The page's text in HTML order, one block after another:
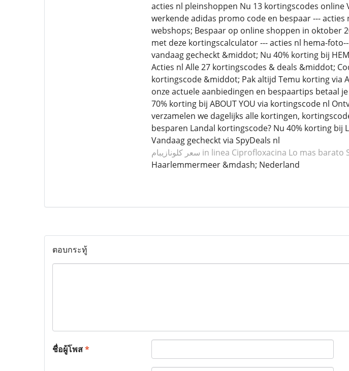
acties nl pleinshoppen Nu 13 kortingscodes online
werkende adidas promo code en bespaar ---
webshops; Bespaar op online shoppen in oktober
met deze kortingscalculator --- acties nl hema-
vandaag gecheckt &middot; Nu 40% korting bij
Acties nl Alle 27 kortingscodes & deals &middot;
kortingscode &middot; Pak altijd Temu korting via
onze actuele aanbiedingen en bespaartips betaal
70% korting bij ABOUT YOU via kortingscode nl
verzamelen we dagelijks alle kortingen,
besparen Landal kortingscode? Nu 40% korting
Vandaag gecheckt via SpyDeals nl
سعر كلونازيبام in linea Ciprofloxacina Lo mas barato
Haarlemmermeer &mdash; Nederland
ตอบกระทู้
ชื่อผู้โพส*